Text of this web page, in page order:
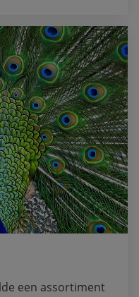
een assortiment